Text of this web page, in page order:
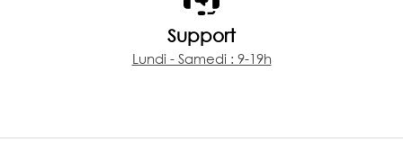
Support
Lundi - Samedi : 9-19h